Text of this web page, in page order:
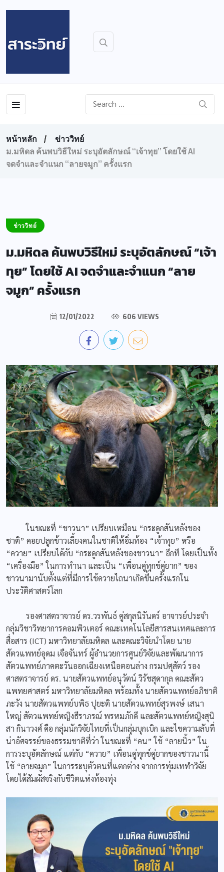
หน้าหลัก
ข่าววิทย์
ม.มหิดล ค้นพบวิธีใหม่ ระบุอัตลักษณ์ “เจ้าทุย” โดยใช้ AI
จดจำและจำแนก “ลายจมูก” ครั้งแรก
ข่าววิทย์
ม.มหิดล ค้นพบวิธีใหม่ ระบุอัตลักษณ์ “เจ้า
ทุย” โดยใช้ AI จดจำและจำแนก “ลาย
จมูก” ครั้งแรก
12/01/2022 606 VIEWS
ในขณะที่ “ชาวนา” เปรียบเหมือน “กระดูกสันหลังของ
ชาติ” คอยปลูกข้าวเลี้ยงคนในชาติให้อิ่มท้อง “เจ้าทุย” หรือ
“ควาย” เปรียบได้กับ “กระดูกสันหลังของชาวนา” อีกที โดยเป็นทั้ง
“เครื่องมือ” ในการทำนา และเป็น “เพื่อนคู่ทุกข์คู่ยาก” ของ
ชาวนามานับตั้งแต่ที่มีการใช้ควายไถนาเกิดขึ้นครั้งแรกใน
ประวัติศาสตร์โลก
รองศาสตราจารย์ ดร.วรพันธ์ คู่สกุลนิรันดร์ อาจารย์ประจำ
กลุ่มวิชาวิทยาการคอมพิวเตอร์ คณะเทคโนโลยีสารสนเทศและการ
สื่อสาร (ICT) มหาวิทยาลัยมหิดล และคณะวิจัยนำโดย นาย
สัตวแพทย์อุดม เจือจันทร์ ผู้อำนวยการศูนย์วิจัยและพัฒนาการ
สัตวแพทย์ภาคตะวันออกเฉียงเหนือตอนล่าง กรมปศุสัตว์ รอง
ศาสตราจารย์ ดร. นายสัตวแพทย์อนุวัตน์ วิรัชสุดากุล คณะสัตว
แพทยศาสตร์ มหาวิทยาลัยมหิดล พร้อมทั้ง นายสัตวแพทย์อภิชาติ
ภะวัง นายสัตวแพทย์บพิธ ปุยะติ นายสัตวแพทย์สุรพงษ์ เสนา
ใหญ่ สัตวแพทย์หญิงธีราภรณ์ พรหมภักดี และสัตวแพทย์หญิงสุนิ
สา กินาวงศ์ คือ กลุ่มนักวิจัยไทยที่เป็นกลุ่มบุกเบิก และไขความลับที่
น่าอัศจรรย์ของธรรมชาติที่ว่า ในขณะที่ “คน” ใช้ “ลายนิ้ว” ใน
การระบุอัตลักษณ์ แต่กับ “ควาย” เพื่อนคู่ทุกข์คู่ยากของชาวนานี้
ใช้ “ลายจมูก” ในการระบุตัวตนที่แตกต่าง จากการทุ่มเททำวิจัย
โดยได้สัมผัสจริงกับชีวิตแห่งท้องทุ่ง